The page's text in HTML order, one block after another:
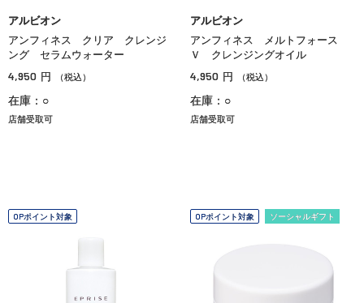
アルビオン
アンフィネス クリア クレンジ
ング セラムウォーター
4,950 円 （税込）
在庫：○
店舗受取可
アルビオン
アンフィネス メルトフォース
Ｖ クレンジングオイル
4,950 円 （税込）
在庫：○
店舗受取可
OPポイント対象 OPポイント対象 ソーシャルギフト